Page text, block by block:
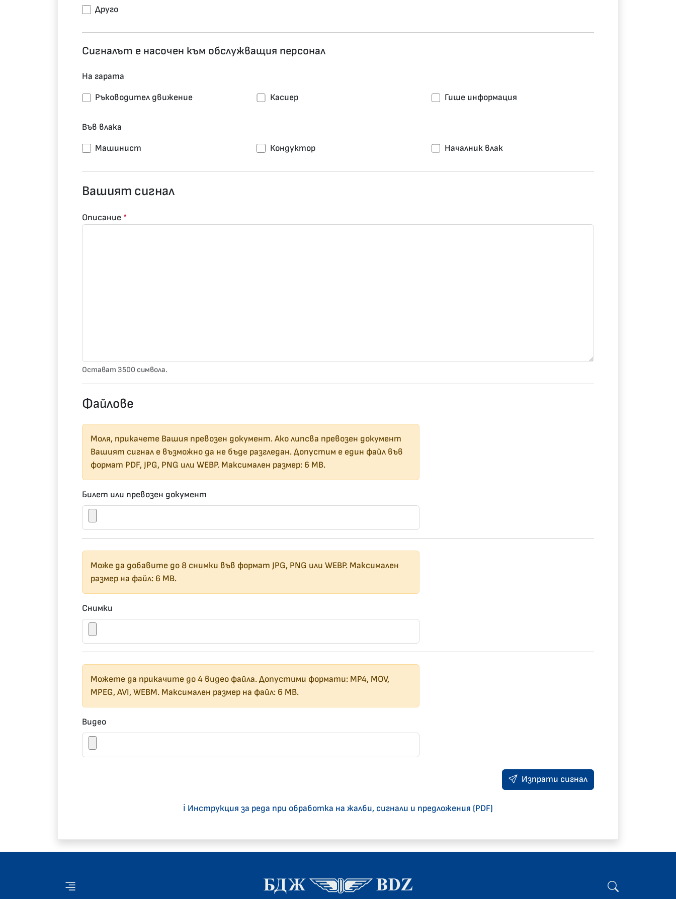
Друго
Сигналът е насочен към обслужващия персонал
На гарата
Ръководител движение
Касиер Гише информация
Във влака
Машинист
Кондуктор Началник влак
Вашият сигнал
Описание *
Остават 3500 символа.
Файлове
Моля, прикачете Вашия превозен документ. Ако липсва превозен документ
Вашият сигнал е възможно да не бъде разгледан. Допустим е един файл във
формат PDF, JPG, PNG или WEBP. Максимален размер: 6 MB.
Билет или превозен документ
Може да добавите до 8 снимки във формат JPG, PNG или WEBP. Максимален
размер на файл: 6 MB.
Снимки
Можете да прикачите до 4 видео файла. Допустими формати: MP4, MOV,
MPEG, AVI, WEBM. Максимален размер на файл: 6 MB.
Видео
Изпрати сигнал
ℹ️ Инструкция за реда при обработка на жалби, сигнали и предложения (PDF)